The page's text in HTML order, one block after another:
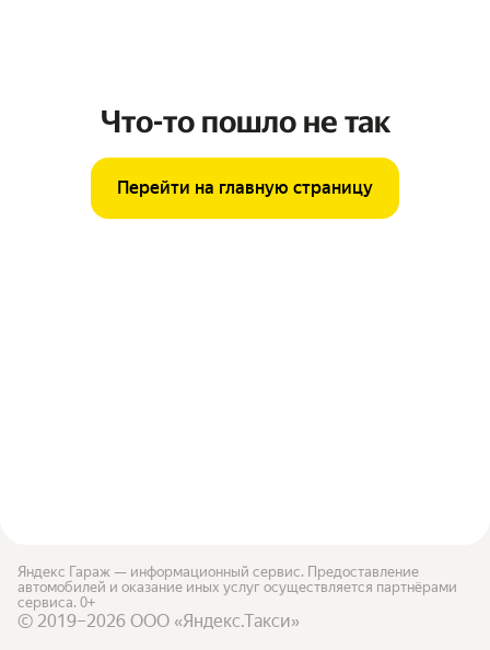
Что-то пошло не так
Перейти на главную страницу
Яндекс Гараж — информационный сервис. Предоставление
автомобилей и оказание иных услуг осуществляется партнёрами
сервиса. 0+
© 2019–2026 ООО «Яндекс.Такси»